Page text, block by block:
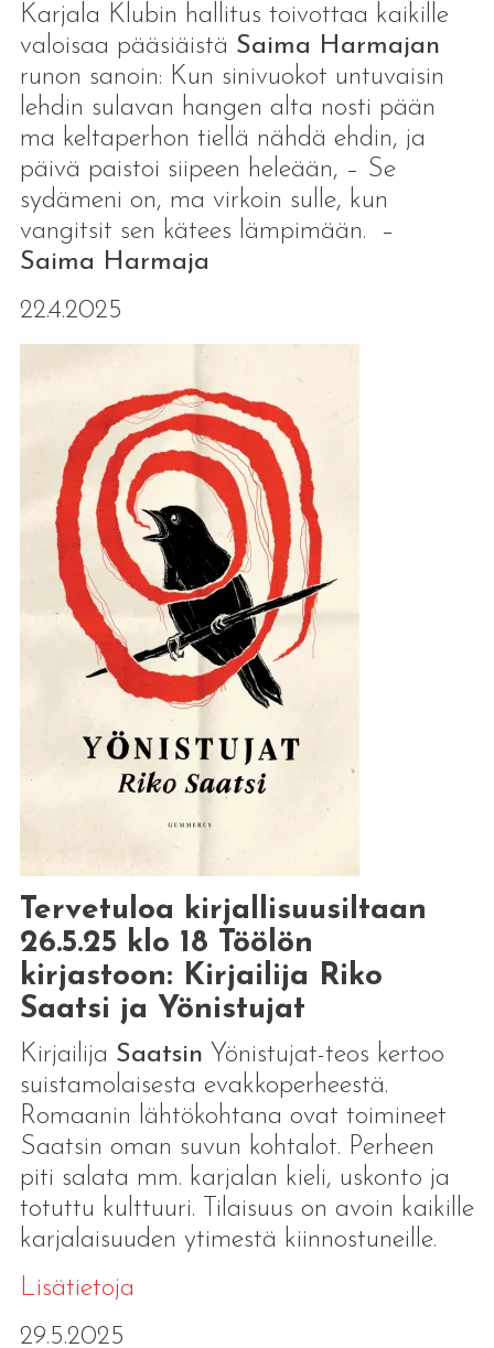
Karjala Klubin hallitus toivottaa kaikille
valoisaa pääsiäistä Saima Harmajan
runon sanoin: Kun sinivuokot untuvaisin
lehdin sulavan hangen alta nosti pään
ma keltaperhon tiellä nähdä ehdin, ja
päivä paistoi siipeen heleään, – Se
sydämeni on, ma virkoin sulle, kun
vangitsit sen kätees lämpimään. –
Saima Harmaja
22.4.2025
Tervetuloa kirjallisuusiltaan
26.5.25 klo 18 Töölön
kirjastoon: Kirjailija Riko
Saatsi ja Yönistujat
Kirjailija Saatsin Yönistujat-teos kertoo
suistamolaisesta evakkoperheestä.
Romaanin lähtökohtana ovat toimineet
Saatsin oman suvun kohtalot. Perheen
piti salata mm. karjalan kieli, uskonto ja
totuttu kulttuuri. Tilaisuus on avoin kaikille
karjalaisuuden ytimestä kiinnostuneille.
Lisätietoja
29.5.2025